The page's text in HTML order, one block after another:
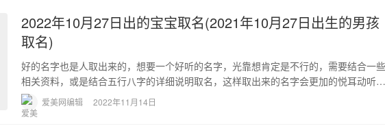
2022年10月27日出的宝宝取名(2021年10月27日出生的男孩
取名)
好的名字也是人取出来的，想要一个好听的名字，光靠想肯定是不行的，需要结合一些
相关资料，或是结合五行八字的详细说明取名，这样取出来的名字会更加的悦耳动听
些。对于刚出生的宝宝，父母们要…
爱美网编辑 2022年11月14日